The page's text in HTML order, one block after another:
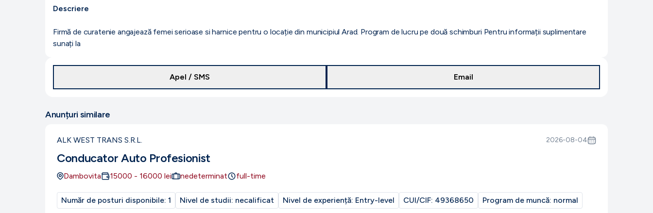
Descriere
Firmă de curatenie angajează femei serioase si harnice pentru o locație din municipiul Arad. Program de lucru pe două schimburi Pentru informații suplimentare
sunați la
Apel / SMS Email
Anunțuri similare
ALK WEST TRANS S.R.L. 2026-08-04
Conducator Auto Profesionist
Dambovita 15000 - 16000 lei nedeterminat full-time
Număr de posturi disponibile: 1 Nivel de studii: necalificat Nivel de experiență: Entry-level CUI/CIF: 49368650 Program de muncă: normal